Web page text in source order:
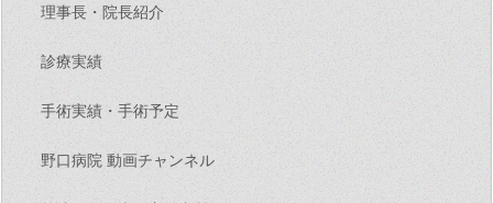
理事長・院長紹介
診療実績
手術実績・手術予定
野口病院 動画チャンネル